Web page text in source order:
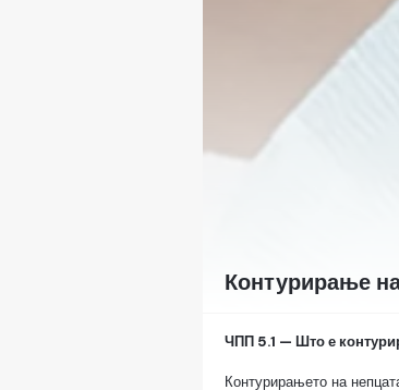
Контурирање
ЧПП 5.1 — Што е
Контурирањето на